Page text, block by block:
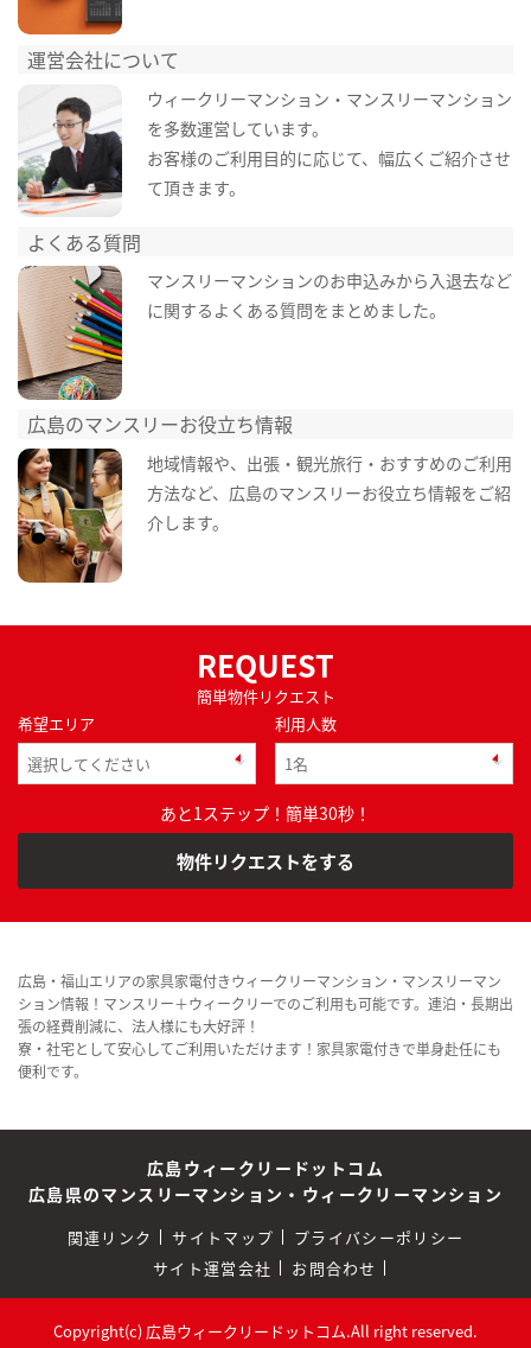
運営会社について
ウィークリーマンション・マンスリーマンション
を多数運営しています。
お客様のご利用目的に応じて、幅広くご紹介させ
て頂きます。
よくある質問
マンスリーマンションのお申込みから入退去など
に関するよくある質問をまとめました。
広島のマンスリーお役立ち情報
地域情報や、出張・観光旅行・おすすめのご利用
方法など、広島のマンスリーお役立ち情報をご紹
介します。
REQUEST
簡単物件リクエスト
希望エリア
利用人数
あと1ステップ！簡単30秒！
物件リクエストをする
広島・福山エリアの家具家電付きウィークリーマンション・マンスリーマン
ション情報！マンスリー＋ウィークリーでのご利用も可能です。連泊・長期出
張の経費削減に、法人様にも大好評！
寮・社宅として安心してご利用いただけます！家具家電付きで単身赴任にも
便利です。
広島ウィークリードットコム
広島県のマンスリーマンション・ウィークリーマンション
関連リンク サイトマップ
プライバシーポリシー
サイト運営会社
お問合わせ
Copyright(c) 広島ウィークリードットコム.All right reserved.